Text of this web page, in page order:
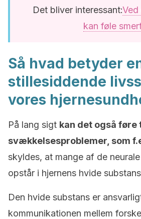
Det bliver interessant:Ved
kan føle
Så hvad betyder
stillesiddende
vores
På lang sigt kan det også
svækkelsesproblemer, som
skyldes, at mange af de
opstår i hjernens hvide
Den hvide substans er
kommunikationen mellem